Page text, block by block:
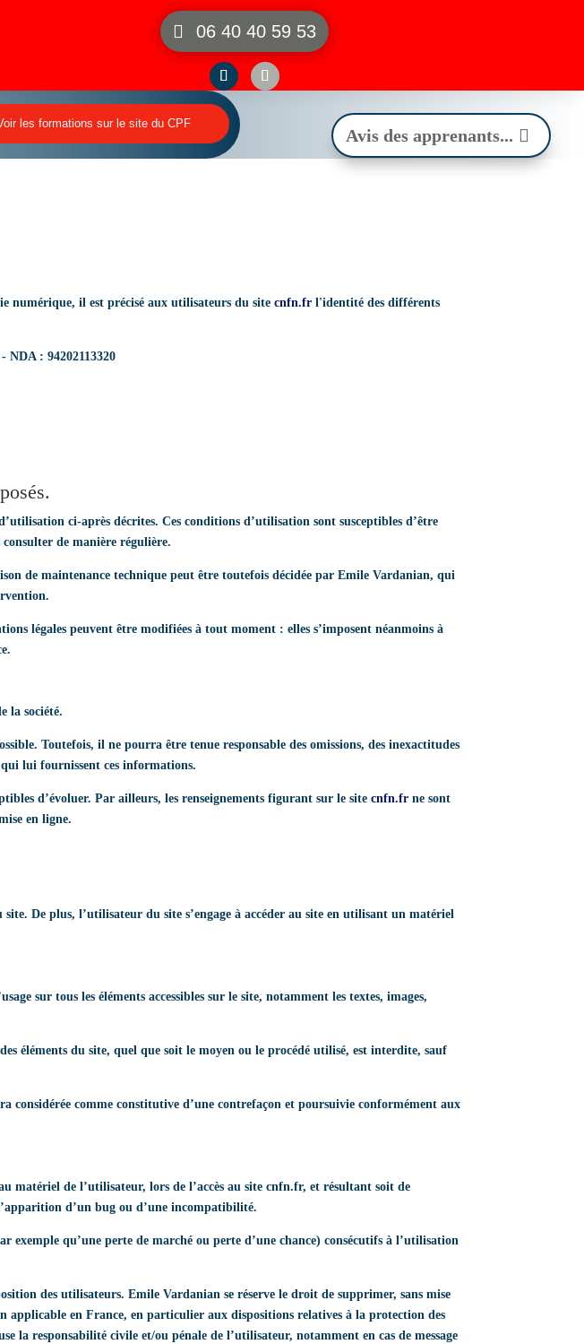
06 40 40 59 53
les formations sur le site du CPF
Avis des apprenants...
numérique, il est précisé aux utilisateurs du sitecnfn.fr l'identité des différents
NDA : 94202113320
ci-après décrites. Ces conditions d’utilisation sont susceptibles d’être
de manière régulière.
de maintenance technique peut être toutefois décidée par Emile Vardanian, qui
légales peuvent être modifiées à tout moment : elles s’imposent néanmoins à
la société.
Toutefois, il ne pourra être tenue responsable des omissions, des inexactitudes
lui fournissent ces informations.
d’évoluer. Par ailleurs, les renseignements figurant sur le sitecnfn.fr ne sont
en ligne.
De plus, l’utilisateur du site s’engage à accéder au site en utilisant un matériel
sur tous les éléments accessibles sur le site, notamment les textes, images,
du site, quel que soit le moyen ou le procédé utilisé, est interdite, sauf
considérée comme constitutive d’une contrefaçon et poursuivie conformément aux
matériel de l’utilisateur, lors de l’accès au site cnfn.fr, et résultant soit de
d’un bug ou d’une incompatibilité.
qu’une perte de marché ou perte d’une chance) consécutifs à l’utilisation
des utilisateurs. Emile Vardanian se réserve le droit de supprimer, sans mise
applicable en France, en particulier aux dispositions relatives à la protection des
la responsabilité civile et/ou pénale de l’utilisateur, notamment en cas de message